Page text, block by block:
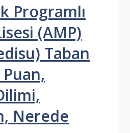
Programlı
(AMP)
Taban
Puan,
Nerede